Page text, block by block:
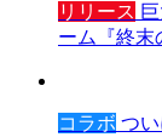
リリース
ーム『終末
コラボ つ